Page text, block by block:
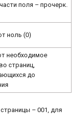
поля – прочерк.
ноль (0)
необходимое
страниц,
до
– 001, для